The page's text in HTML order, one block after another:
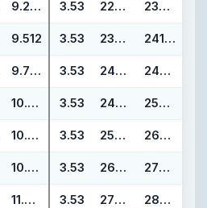
9.262 3.53 228.19 235.25
9.512 3.53 234.54 241.60
9.762 3.53 240.89 247.95
10.012 3.53 247.24 254.30
10.262 3.53 253.59 260.65
10.762 3.53 266.29 273.35
11.262 3.53 278.99 286.05